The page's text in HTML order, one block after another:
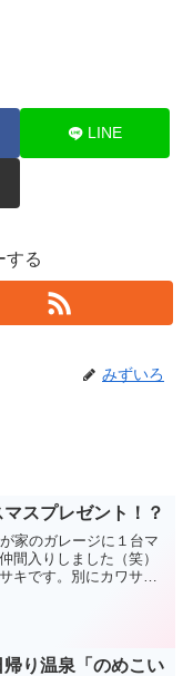
LINE
する
みずいろ
スプレゼント！？
家のガレージに１台マ
間入りしました（笑）
キです。別にカワサキ
り温泉「のめこい